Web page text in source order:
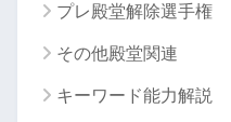
プレ殿堂解除選手権
その他殿堂関連
キーワード能力解説